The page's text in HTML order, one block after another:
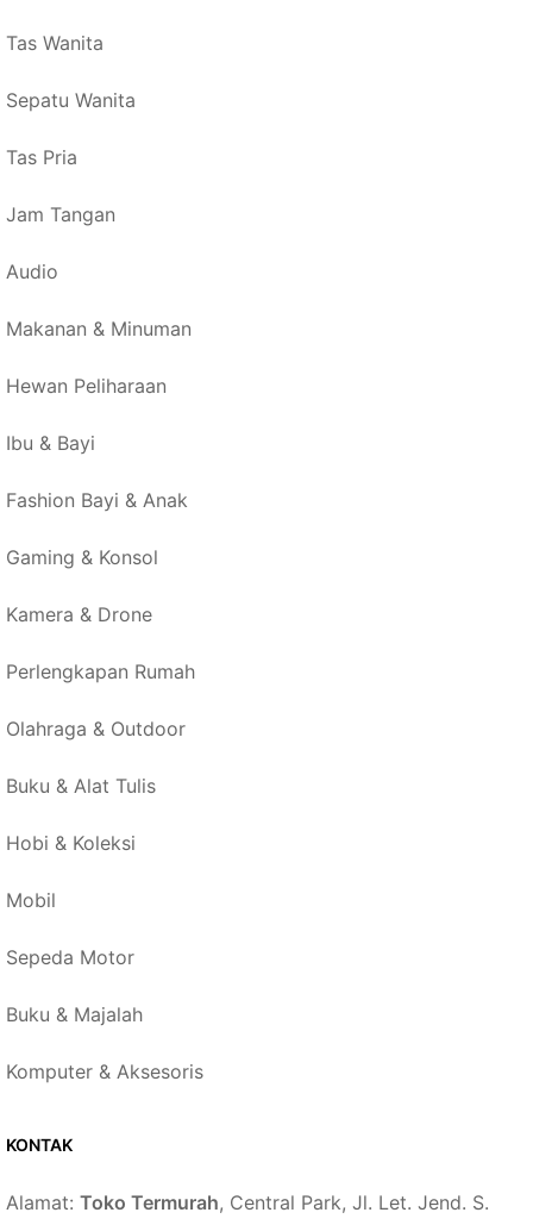
Tas Wanita
Sepatu Wanita
Tas Pria
Jam Tangan
Audio
Makanan & Minuman
Hewan Peliharaan
Ibu & Bayi
Fashion Bayi & Anak
Gaming & Konsol
Kamera & Drone
Perlengkapan Rumah
Olahraga & Outdoor
Buku & Alat Tulis
Hobi & Koleksi
Mobil
Sepeda Motor
Buku & Majalah
Komputer & Aksesoris
KONTAK
Alamat: Toko Termurah, Central Park, Jl. Let. Jend. S.